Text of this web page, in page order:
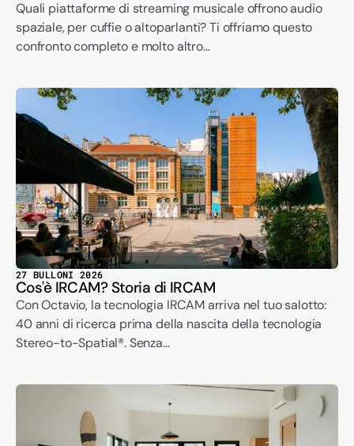
Quali piattaforme di streaming musicale offrono audio
spaziale, per cuffie o altoparlanti? Ti offriamo questo
confronto completo e molto altro...
27 BULLONI 2026
Cos'è IRCAM? Storia di IRCAM
Con Octavio, la tecnologia IRCAM arriva nel tuo salotto:
40 anni di ricerca prima della nascita della tecnologia
Stereo-to-Spatial®. Senza...